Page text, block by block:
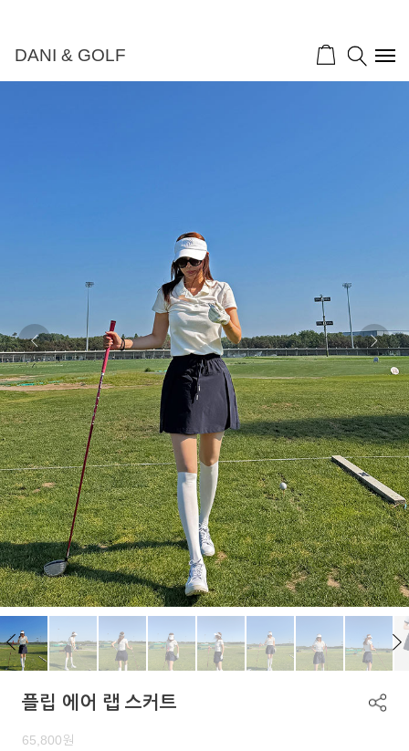
DANI & GOLF
플립 에어 랩 스커트
65,800원